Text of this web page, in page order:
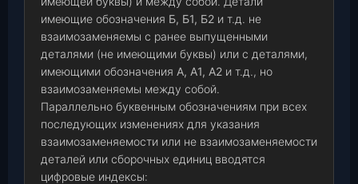
имеющие обозначения Б, Б1, Б2 и т.д. не
взаимозаменяемы с ранее выпущенными
деталями (не имеющими буквы) или с деталями,
имеющими обозначения А, А1, А2 и т.д., но
взаимозаменяемы между собой.
Параллельно буквенным обозначениям при всех
последующих изменениях для указания
взаимозаменяемости или не взаимозаменяемости
деталей или сборочных единиц вводятся
цифровые индексы: